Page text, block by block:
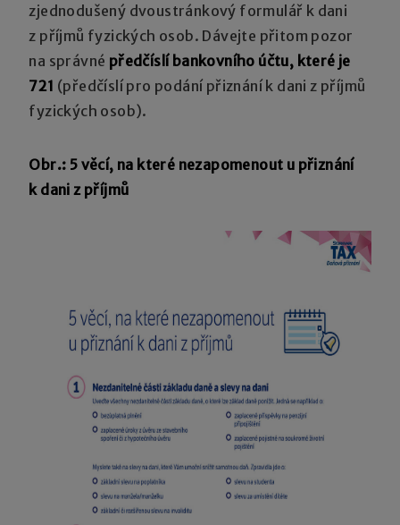
zjednodušený dvoustránkový formulář k dani
z příjmů fyzických osob. Dávejte přitom pozor
na správné předčíslí bankovního účtu, které je
721 (předčíslí pro podání přiznání k dani z příjmů
fyzických osob).
Obr.: 5 věcí, na které nezapomenout u přiznání
k dani z příjmů